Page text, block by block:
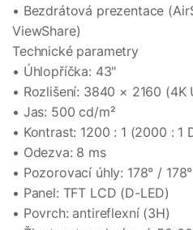
• Bezdrátová prezentace
ViewShare)
Technické parametry
• Úhlopříčka: 43"
• Rozlišení: 3840 × 2160 (4K
• Jas: 500 cd/m²
• Kontrast: 1200 : 1 (2000 : 1
• Odezva: 8 ms
• Pozorovací úhly: 178° / 178°
• Panel: TFT LCD (D-LED)
• Povrch: antireflexní (3H)